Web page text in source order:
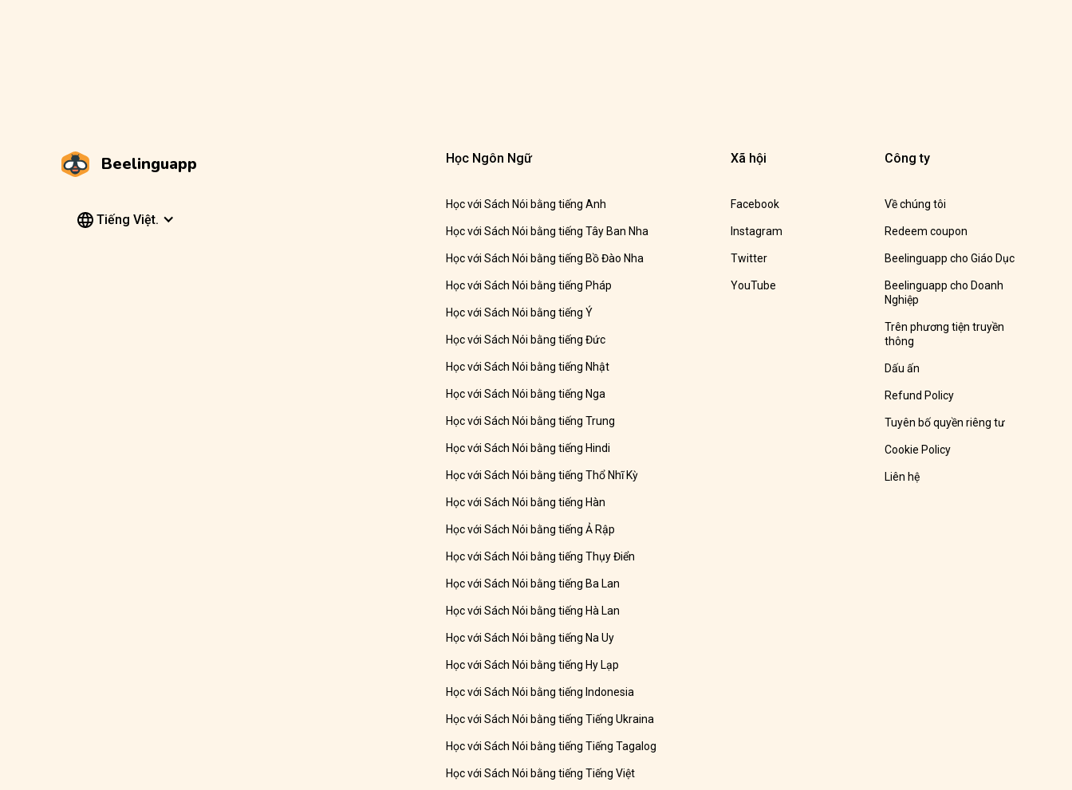
Beelinguapp
Tiếng Việt.
Học Ngôn Ngữ
Học với Sách Nói bằng tiếng Anh
Học với Sách Nói bằng tiếng Tây Ban Nha
Học với Sách Nói bằng tiếng Bồ Đào Nha
Học với Sách Nói bằng tiếng Pháp
Học với Sách Nói bằng tiếng Ý
Học với Sách Nói bằng tiếng Đức
Học với Sách Nói bằng tiếng Nhật
Học với Sách Nói bằng tiếng Nga
Học với Sách Nói bằng tiếng Trung
Học với Sách Nói bằng tiếng Hindi
Học với Sách Nói bằng tiếng Thổ Nhĩ Kỳ
Học với Sách Nói bằng tiếng Hàn
Học với Sách Nói bằng tiếng Ả Rập
Học với Sách Nói bằng tiếng Thụy Điển
Học với Sách Nói bằng tiếng Ba Lan
Học với Sách Nói bằng tiếng Hà Lan
Học với Sách Nói bằng tiếng Na Uy
Học với Sách Nói bằng tiếng Hy Lạp
Học với Sách Nói bằng tiếng Indonesia
Học với Sách Nói bằng tiếng Tiếng Ukraina
Học với Sách Nói bằng tiếng Tiếng Tagalog
Học với Sách Nói bằng tiếng Tiếng Việt
Xã hội
Facebook
Instagram
Twitter
YouTube
Công ty
Về chúng tôi
Redeem coupon
Beelinguapp cho Giáo Dục
Beelinguapp cho Doanh
Nghiệp
Trên phương tiện truyền
thông
Dấu ấn
Refund Policy
Tuyên bố quyền riêng tư
Cookie Policy
Liên hệ